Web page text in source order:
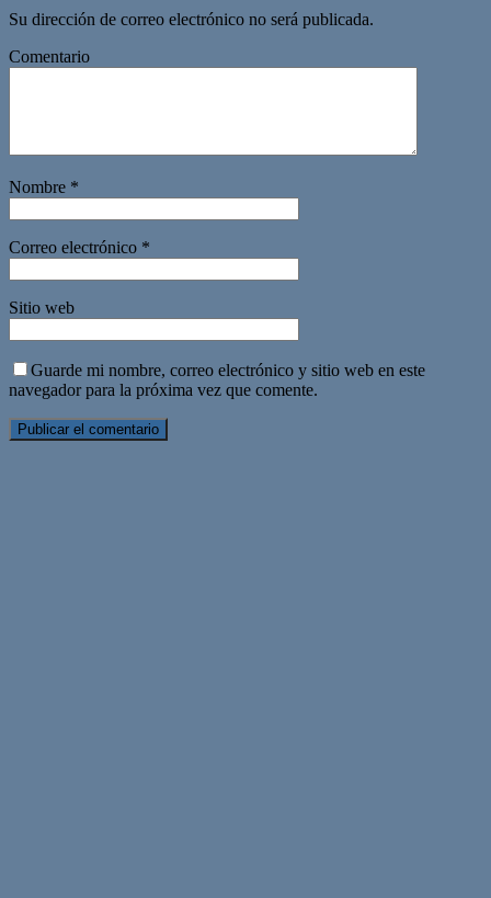
Su dirección de correo electrónico no será publicada.
Comentario
Nombre *
Correo electrónico *
Sitio web
Guarde mi nombre, correo electrónico y sitio web en este
navegador para la próxima vez que comente.